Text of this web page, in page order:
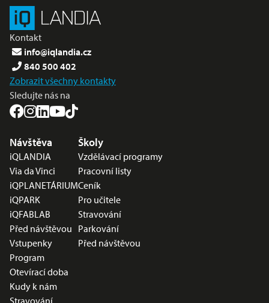
Kontakt
info@iqlandia.cz
840 500 402
Zobrazit všechny kontakty
Sledujte nás na
Nabídka v zápatí
Návštěva
iQLANDIA
Via da Vinci
iQPLANETÁRIUM
iQPARK
iQFABLAB
Před návštěvou
Vstupenky
Program
Otevírací doba
Kudy k nám
Stravování
Školy
Vzdělávací programy
Pracovní listy
Ceník
Pro učitele
Stravování
Parkování
Před návštěvou